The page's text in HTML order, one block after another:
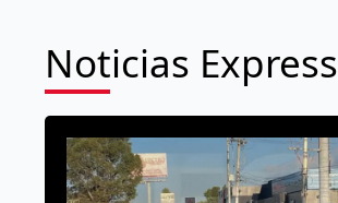
Noticias Express